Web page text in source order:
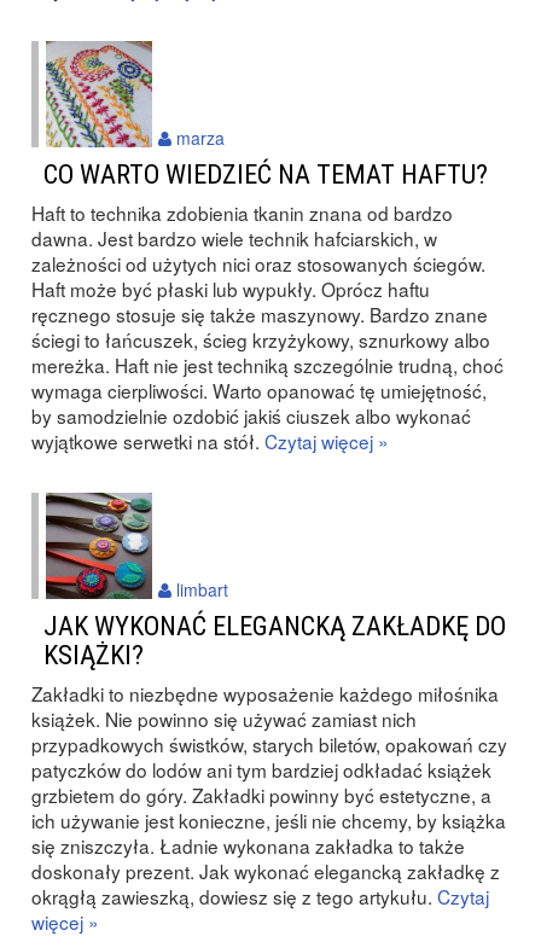
CO WARTO WIEDZIEĆ NA TEMAT HAFTU?
Haft to technika zdobienia tkanin znana od bardzo
dawna. Jest bardzo wiele technik hafciarskich, w
zależności od użytych nici oraz stosowanych ściegów.
Haft może być płaski lub wypukły. Oprócz haftu
ręcznego stosuje się także maszynowy. Bardzo znane
ściegi to łańcuszek, ścieg krzyżykowy, sznurkowy albo
mereżka. Haft nie jest techniką szczególnie trudną, choć
wymaga cierpliwości. Warto opanować tę umiejętność,
by samodzielnie ozdobić jakiś ciuszek albo wykonać
wyjątkowe serwetki na stół. Czytaj więcej »
marza
JAK WYKONAĆ ELEGANCKĄ ZAKŁADKĘ DO
KSIĄŻKI?
Zakładki to niezbędne wyposażenie każdego miłośnika
książek. Nie powinno się używać zamiast nich
przypadkowych świstków, starych biletów, opakowań czy
patyczków do lodów ani tym bardziej odkładać książek
grzbietem do góry. Zakładki powinny być estetyczne, a
ich używanie jest konieczne, jeśli nie chcemy, by książka
się zniszczyła. Ładnie wykonana zakładka to także
doskonały prezent. Jak wykonać elegancką zakładkę z
okrągłą zawieszką, dowiesz się z tego artykułu. Czytaj
więcej »
limbart